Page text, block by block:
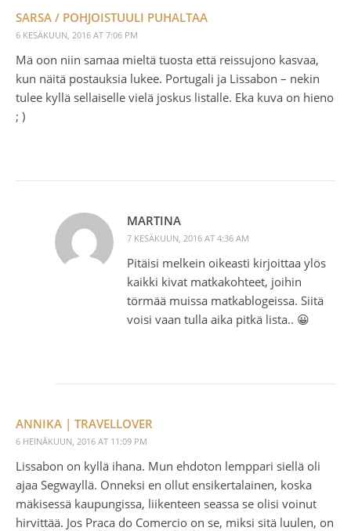
SARSA / POHJOISTUULI PUHALTAA
6 KESÄKUUN, 2016 AT 7:06 PM
Mä oon niin samaa mieltä tuosta että reissujono kasvaa,
kun näitä postauksia lukee. Portugali ja Lissabon – nekin
tulee kyllä sellaiselle vielä joskus listalle. Eka kuva on hieno
; )
MARTINA
7 KESÄKUUN, 2016 AT 4:36 AM
Pitäisi melkein oikeasti kirjoittaa ylös
kaikki kivat matkakohteet, joihin
törmää muissa matkablogeissa. Siitä
voisi vaan tulla aika pitkä lista.. 😀
ANNIKA | TRAVELLOVER
6 HEINÄKUUN, 2016 AT 11:09 PM
Lissabon on kyllä ihana. Mun ehdoton lemppari siellä oli
ajaa Segwayllä. Onneksi en ollut ensikertalainen, koska
mäkisessä kaupungissa, liikenteen seassa se olisi voinut
hirvittää. Jos Praca do Comercio on se, miksi sitä luulen, on